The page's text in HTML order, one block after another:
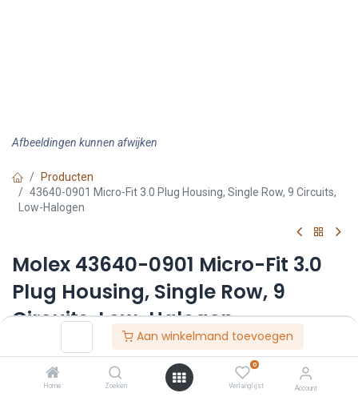
Aan winkelmand toevoegen
Home Zoeken
0
Verlanglijst Account
Afbeeldingen kunnen afwijken
Producten
43640-0901 Micro-Fit 3.0 Plug Housing, Single Row, 9 Circuits,
Low-Halogen
Molex 43640-0901 Micro-Fit 3.0
Plug Housing, Single Row, 9
Circuits, Low-Halogen
Artikelnummer :
Leveranciersnummer : 43640-0901